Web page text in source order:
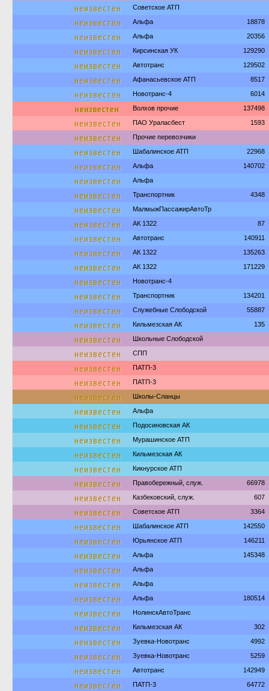
неизвестен Советское АТП
неизвестен Альфа 18878
неизвестен Альфа 20356
неизвестен Кирсинская УК 129290
неизвестен Автотранс 129502
неизвестен Афанасьевское АТП 8517
неизвестен Новотранс-4 6014
неизвестен Волхов прочие 137498
неизвестен ПАО Ураласбест 1593
неизвестен Прочие перевозчики
неизвестен Шабалинское АТП 22968
неизвестен Альфа 140702
неизвестен Альфа
неизвестен Транспортник 4348
неизвестен МалмыжПассажирАвтоТр
неизвестен АК 1322 87
неизвестен Автотранс 140911
неизвестен АК 1322 135263
неизвестен АК 1322 171229
неизвестен Новотранс-4
неизвестен Транспортник 134201
неизвестен Служебные Слободской 55887
неизвестен Кильмезская АК 135
неизвестен Школьные Слободской
неизвестен СПП
неизвестен ПАТП-3
неизвестен ПАТП-3
неизвестен Школы-Сланцы
неизвестен Альфа
неизвестен Подосиновская АК
неизвестен Мурашинское АТП
неизвестен Кильмезская АК
неизвестен Кикнурское АТП
неизвестен Правобережный, служ. 66978
неизвестен Казбековский, служ. 607
неизвестен Советское АТП 3364
неизвестен Шабалинское АТП 142550
неизвестен Юрьянское АТП 146211
неизвестен Альфа 145348
неизвестен Альфа
неизвестен Альфа
неизвестен Альфа 180514
неизвестен НолинскАвтоТранс
неизвестен Кильмезская АК 302
неизвестен Зуевка-Новотранс 4992
неизвестен Зуевка-Новотранс 5259
неизвестен Автотранс 142949
неизвестен ПАТП-3 64772